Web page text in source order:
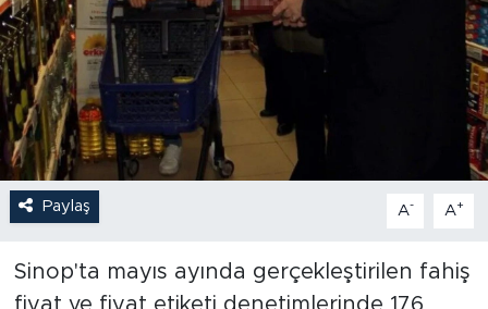
Paylaş A- A+
Sinop'ta mayıs ayında gerçekleştirilen fahiş
fiyat ve fiyat etiketi denetimlerinde 176